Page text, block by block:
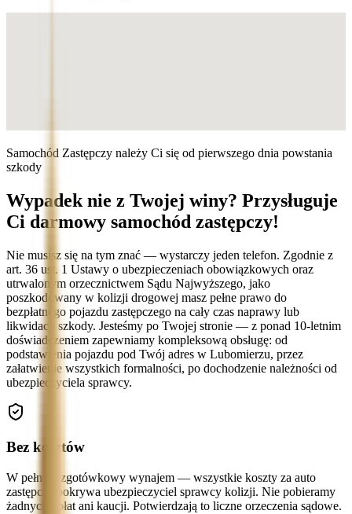
Samochód Zastępczy należy Ci się od pierwszego dnia powstania
szkody
Wypadek nie z Twojej winy? Przysługuje
Ci darmowy samochód zastępczy!
Nie musisz się na tym znać — wystarczy jeden telefon. Zgodnie z
art. 36 ust. 1 Ustawy o ubezpieczeniach obowiązkowych oraz
utrwalonym orzecznictwem Sądu Najwyższego, jako
poszkodowany w kolizji drogowej masz pełne prawo do
bezpłatnego pojazdu zastępczego na cały czas naprawy lub
likwidacji szkody. Jesteśmy po Twojej stronie — z ponad 10-letnim
doświadczeniem zapewniamy kompleksową obsługę: od
podstawienia pojazdu pod Twój adres w Lubomierzu, przez
załatwienie wszystkich formalności, po dochodzenie należności od
ubezpieczyciela sprawcy.
Bez kosztów
W pełni bezgotówkowy wynajem — wszystkie koszty za auto
zastępcze pokrywa ubezpieczyciel sprawcy kolizji. Nie pobieramy
żadnych opłat ani kaucji. Potwierdzają to liczne orzeczenia sądowe.